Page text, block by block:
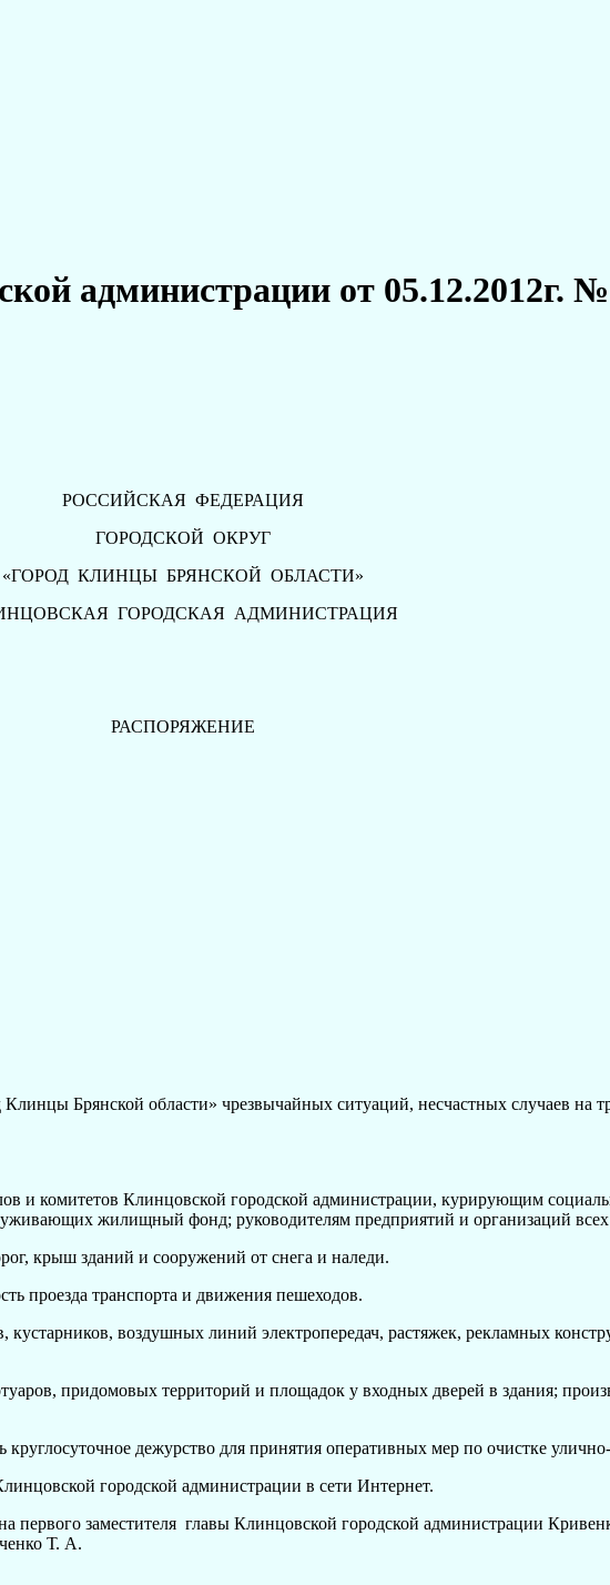
администрации от 05.12.2012г.
РОССИЙСКАЯ ФЕДЕРАЦИЯ
ГОРОДСКОЙ ОКРУГ
«ГОРОД КЛИНЦЫ БРЯНСКОЙ ОБЛАСТИ»
ГОРОДСКАЯ АДМИНИСТРАЦИЯ
РАСПОРЯЖЕНИЕ
Брянской области» чрезвычайных ситуаций, несчастных случаев на
комитетов Клинцовской городской администрации, курирующим
жилищный фонд; руководителям предприятий и организаций всех
крыш зданий и сооружений от снега и наледи.
проезда транспорта и движения пешеходов.
воздушных линий электропередач, растяжек, рекламных
придомовых территорий и площадок у входных дверей в здания;
дежурство для принятия оперативных мер по очистке
городской администрации в сети Интернет.
заместителя главы Клинцовской городской администрации
Т. А.